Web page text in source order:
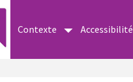
Contexte Accessibilité